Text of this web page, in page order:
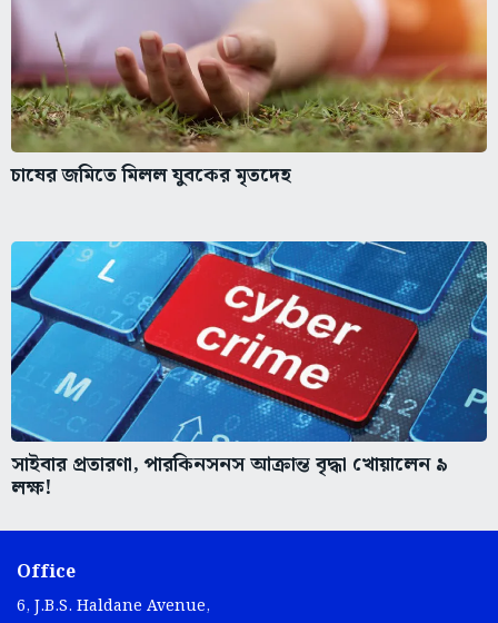
চাষের জমিতে মিলল যুবকের মৃতদেহ
সাইবার প্রতারণা, পারকিনসনস আক্রান্ত বৃদ্ধা খোয়ালেন ৯
লক্ষ!
Office
6, J.B.S. Haldane Avenue,